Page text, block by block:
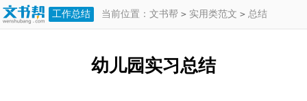
工作总结 当前位置： 文书帮 > 实用类范文 > 总结
幼儿园实习总结